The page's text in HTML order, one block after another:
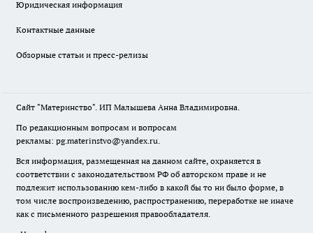
Юридическая информация
Контактные данные
Обзорные статьи и пресс-релизы
Сайт "Материнство". ИП Малышева Анна Владимировна.
По редакционным вопросам и вопросам
рекламы: pg.materinstvo@yandex.ru.
Вся информация, размещенная на данном сайте, охраняется в
соответствии с законодательством РФ об авторском праве и не
подлежит использованию кем-либо в какой бы то ни было форме, в
том числе воспроизведению, распространению, переработке не иначе
как с письменного разрешения правообладателя.